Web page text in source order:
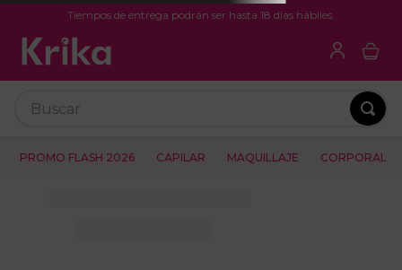
Tiempos de entrega podrán ser hasta 18 días hábiles.
PROMO FLASH 2026 CAPILAR MAQUILLAJE CORPORAL